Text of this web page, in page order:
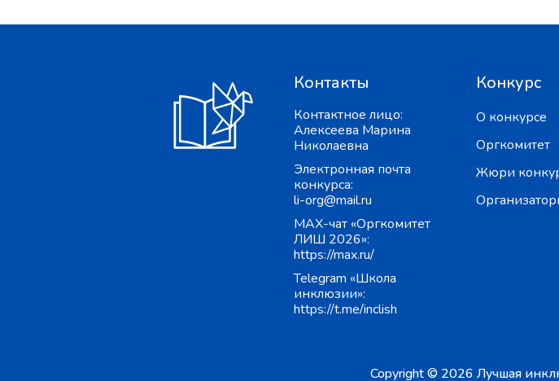
Контакты
Контактное лицо:
Алексеева Марина
Николаевна
Электронная почта
конкурса:
li-org@mail.ru
MAX-чат «Оргкомитет
ЛИШ 2026»:
https://max.ru/
Telegram «Школа
инклюзии»:
https://t.me/inclish
Конкурс
О конкурсе
Оргкомитет
Жюри
Copyright © 2026 Лучшая